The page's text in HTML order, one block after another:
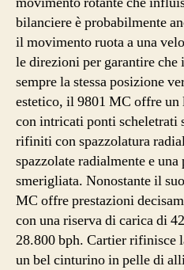
bilanciere è probabilmente
il movimento ruota a una
le direzioni per garantire che
sempre la stessa posizione
estetico, il 9801 MC offre
con intricati ponti scheletrati
rifiniti con spazzolatura
spazzolate radialmente e
smerigliata. Nonostante il
MC offre prestazioni
con una riserva di carica di
28.800 bph. Cartier rifinisce
un bel cinturino in pelle di